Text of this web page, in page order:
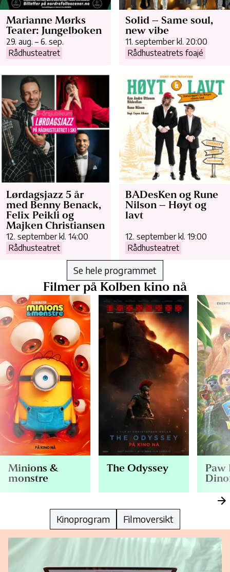
Marianne Mørks
Teater: Jungelboken
29. aug. – 6. sep.
Rådhusteatret
Solid – Same soul,
new vibe
11. september kl. 20:00
Rådhusteatrets foajé
Lørdagsjazz 5 år
med Benny Benack,
Felix Peikli og
Majken Christiansen
12. september kl. 14:00
Rådhusteatret
BADesKen og Rune
Nilson – Høyt og
lavt
12. september kl. 19:00
Rådhusteatret
Se hele programmet
Filmer på Kolben kino nå
Minions &
monstre
The Odyssey
Paw
Kinoprogram Filmoversikt